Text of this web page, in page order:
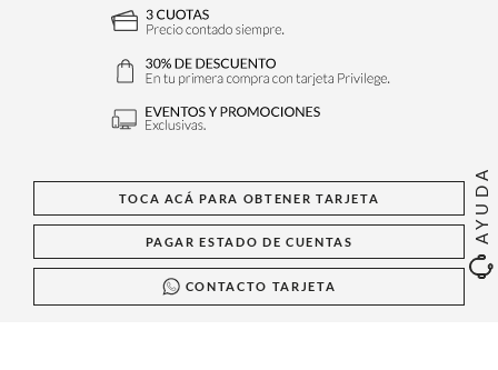
AYUDA
TOCA ACÁ PARA OBTENER TARJETA
PAGAR ESTADO DE CUENTAS
CONTACTO TARJETA